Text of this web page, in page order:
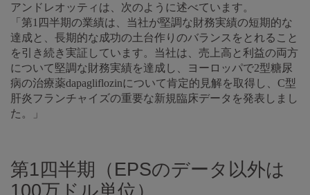
アンドレオッティは、次のように述べています。
「第1四半期の業績は、当社が堅調な財務実績の短期的な
達成と、長期的な成功の土台作りのバランスをとれること
を引き続き実証しています。当社は、売上高と利益の両方
について堅調な財務実績を達成し、ヨーロッパで2型糖尿
病の治療薬dapagliflozinについて肯定的見解を取得し、C型
肝炎フランチャイズの重要な新規臨床データを発表しまし
た。」
第1四半期（EPSのデータ以外は
100万ドル単位）